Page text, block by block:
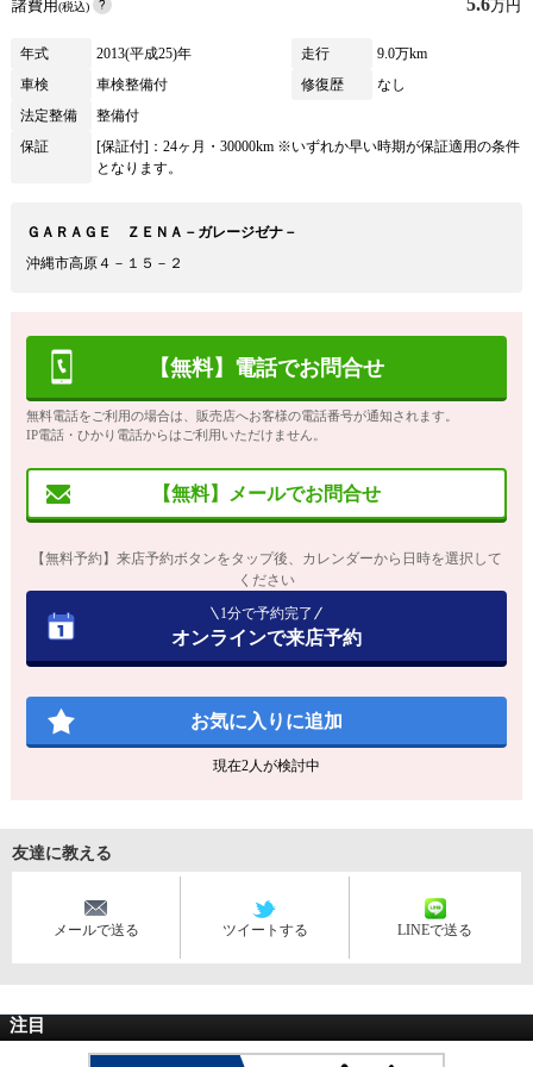
諸費用(税込) 万円
年式 2013(平成25)年 走行
9.0万km
車検
車検整備付 修復歴
なし
法定整備
整備付
保証
[保証付]：24ヶ月・30000km ※いずれか早い時期が保証適用の条件
となります。
ＧＡＲＡＧＥ ＺＥＮＡ－ガレージゼナ－
沖縄市高原４－１５－２
【無料】電話でお問合せ
無料電話をご利用の場合は、販売店へお客様の電話番号が通知されます。
IP電話・ひかり電話からはご利用いただけません。
【無料】メールでお問合せ
【無料予約】来店予約ボタンをタップ後、カレンダーから日時を選択して
ください
1分で予約完了
オンラインで来店予約
お気に入りに追加
現在2人が検討中
友達に教える
メールで送る ツイートする LINEで送る
注目